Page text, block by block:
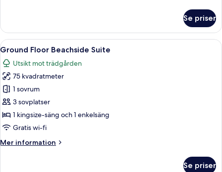
Level
Beachside
Suite
Se priser
Öppna
alla
foton
för
Ground
Floor
Beachside
Suite
Ett badrum med ett badkar,
6
Ground Floor Beachside Suite
Utsikt mot trädgården
75 kvadratmeter
1 sovrum
3 sovplatser
1 kingsize-säng och 1 enkelsäng
Gratis wi-fi
Mer information
Mer
Se priser